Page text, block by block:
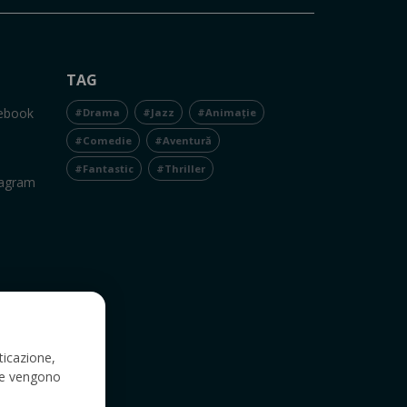
TAG
#Drama #Jazz #Animație
#Comedie #Aventură
#Fantastic #Thriller
vengono